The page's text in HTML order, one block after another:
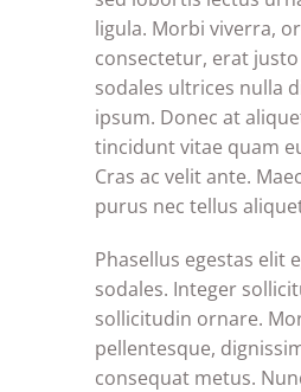
ligula. Morbi viverra,
consectetur, erat
sodales ultrices nulla
ipsum. Donec at
tincidunt vitae quam
Cras ac velit ante.
purus nec tellus
Phasellus egestas elit
sodales. Integer
sollicitudin ornare.
pellentesque,
consequat metus.